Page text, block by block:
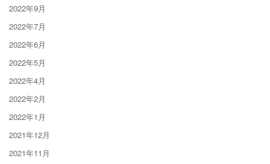
2022年9月
2022年7月
2022年6月
2022年5月
2022年4月
2022年2月
2022年1月
2021年12月
2021年11月